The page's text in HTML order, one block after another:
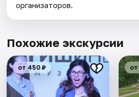
организаторов.
Похожие экскурсии
от 450 ₽